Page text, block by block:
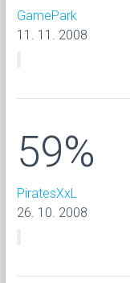
GamePark
11. 11. 2008
59%
PiratesXxL
26. 10. 2008